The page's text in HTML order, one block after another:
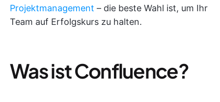
Projektmanagement – die beste Wahl ist, um Ihr
Team auf Erfolgskurs zu halten.
Was ist Confluence?